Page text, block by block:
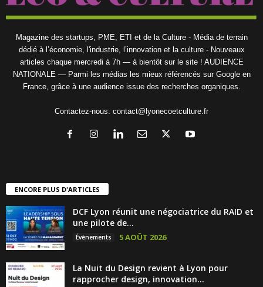
Magazine des startups, PME, ETI et de la Culture - Média de terrain
dédié à l’économie, l'industrie, l’innovation et la culture - Nouveaux
articles chaque mercredi à 7h — à bientôt sur le site ! AUDIENCE
NATIONALE — Parmi les médias les mieux référencés sur Google en
France, grâce à une audience issue des recherches organiques.
Contactez-nous: contact@lyonecoetculture.fr
ENCORE PLUS D'ARTICLES
DCF Lyon réunit une négociatrice du RAID et
une pilote de...
Évènements 5 AOÛT 2026
La Nuit du Design revient à Lyon pour
rapprocher design, innovation...